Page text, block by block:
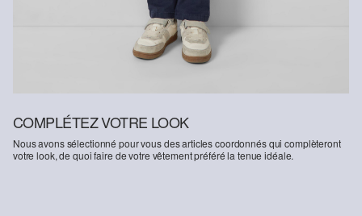
COMPLÉTEZ VOTRE LOOK
Nous avons sélectionné pour vous des articles coordonnés qui complèteront
votre look, de quoi faire de votre vêtement préféré la tenue idéale.